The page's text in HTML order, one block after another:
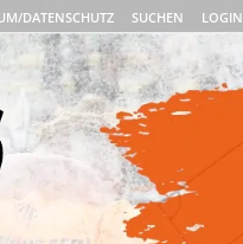
DATENSCHUTZ SUCHEN LOGIN